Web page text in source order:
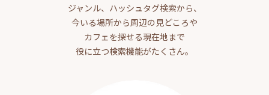
ジャンル、ハッシュタグ検索から、
今いる場所から周辺の見どころや
カフェを探せる現在地まで
役に立つ検索機能がたくさん。